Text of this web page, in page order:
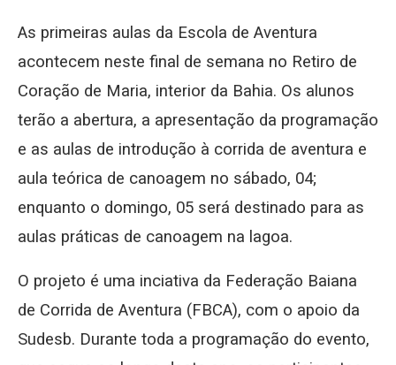
As primeiras aulas da Escola de Aventura
acontecem neste final de semana no Retiro de
Coração de Maria, interior da Bahia. Os alunos
terão a abertura, a apresentação da programação
e as aulas de introdução à corrida de aventura e
aula teórica de canoagem no sábado, 04;
enquanto o domingo, 05 será destinado para as
aulas práticas de canoagem na lagoa.
O projeto é uma inciativa da Federação Baiana
de Corrida de Aventura (FBCA), com o apoio da
Sudesb. Durante toda a programação do evento,